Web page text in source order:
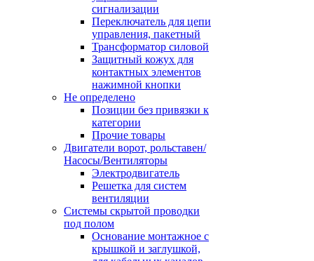
сигнализации
Переключатель для цепи
управления, пакетный
Трансформатор силовой
Защитный кожух для
контактных элементов
нажимной кнопки
Не определено
Позиции без привязки к
категории
Прочие товары
Двигатели ворот, рольставен/
Насосы/Вентиляторы
Электродвигатель
Решетка для систем
вентиляции
Системы скрытой проводки
под полом
Основание монтажное с
крышкой и заглушкой,